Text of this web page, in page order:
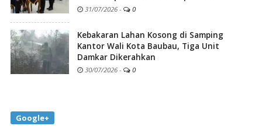
31/07/2026 - 0
Kebakaran Lahan Kosong di Samping
Kantor Wali Kota Baubau, Tiga Unit
Damkar Dikerahkan
30/07/2026 - 0
Google+